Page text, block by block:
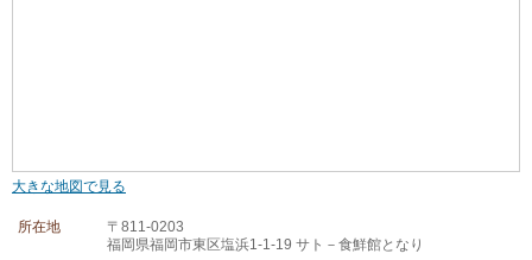
大きな地図で見る
所在地
〒811-0203
福岡県福岡市東区塩浜1-1-19 サト－食鮮館となり